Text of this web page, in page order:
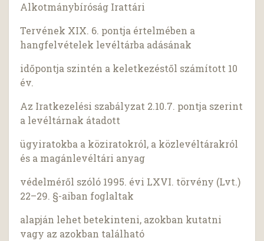
Alkotmánybíróság Irattári
Tervének XIX. 6. pontja értelmében a
hangfelvételek levéltárba adásának
időpontja szintén a keletkezéstől számított 10
év.
Az Iratkezelési szabályzat 2.10.7. pontja szerint
a levéltárnak átadott
ügyiratokba a köziratokról, a közlevéltárakról
és a magánlevéltári anyag
védelméről szóló 1995. évi LXVI. törvény (Lvt.)
22–29. §-aiban foglaltak
alapján lehet betekinteni, azokban kutatni
vagy az azokban található